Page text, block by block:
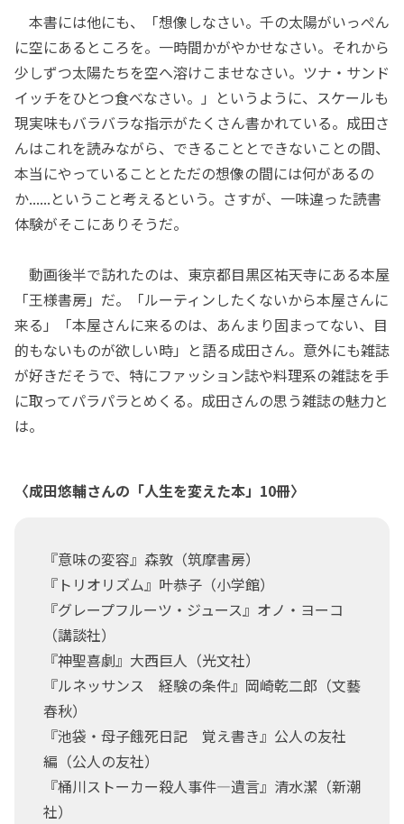
本書には他にも、「想像しなさい。千の太陽がいっぺん
に空にあるところを。一時間かがやかせなさい。それから
少しずつ太陽たちを空へ溶けこませなさい。ツナ・サンド
イッチをひとつ食べなさい。」というように、スケールも
現実味もバラバラな指示がたくさん書かれている。成田さ
んはこれを読みながら、できることとできないことの間、
本当にやっていることとただの想像の間には何があるの
か......ということ考えるという。さすが、一味違った読書
体験がそこにありそうだ。
動画後半で訪れたのは、東京都目黒区祐天寺にある本屋
「王様書房」だ。「ルーティンしたくないから本屋さんに
来る」「本屋さんに来るのは、あんまり固まってない、目
的もないものが欲しい時」と語る成田さん。意外にも雑誌
が好きだそうで、特にファッション誌や料理系の雑誌を手
に取ってパラパラとめくる。成田さんの思う雑誌の魅力と
は。
〈成田悠輔さんの「人生を変えた本」10冊〉
『意味の変容』森敦（筑摩書房）
『トリオリズム』叶恭子（小学館）
『グレープフルーツ・ジュース』オノ・ヨーコ
（講談社）
『神聖喜劇』大西巨人（光文社）
『ルネッサンス 経験の条件』岡崎乾二郎（文藝
春秋）
『池袋・母子餓死日記 覚え書き』公人の友社
編（公人の友社）
『桶川ストーカー殺人事件―遺言』清水潔（新潮
社）